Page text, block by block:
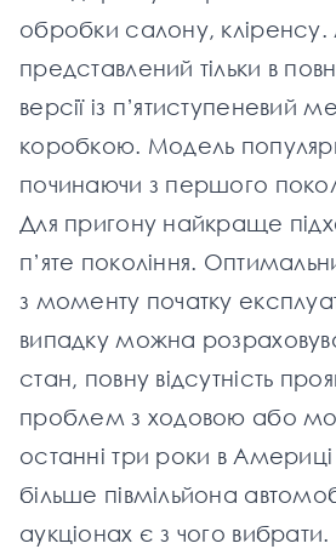
обробки салону, кліренсу.
представлений тільки в
версії із п’ятиступеневий
коробкою. Модель
починаючи з першого
Для пригону найкраще
п’яте покоління.
з моменту початку
випадку можна
стан, повну відсутність
проблем з ходовою або
останні три роки в
більше півмільйона
аукціонах є з чого